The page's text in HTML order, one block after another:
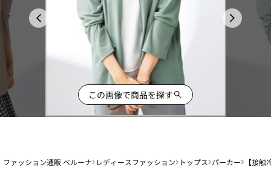
この画像で商品を探す
ファッション通販 ベルーナ レディースファッション トップス パーカー 【接